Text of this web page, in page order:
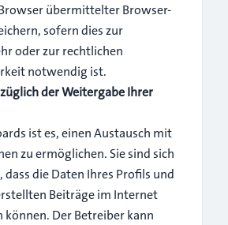
übermittelter Browser-
sofern dies zur
oder zur rechtlichen
notwendig ist.
der Weitergabe Ihrer
ist es, einen Austausch mit
zu ermöglichen. Sie sind sich
die Daten Ihres Profils und
Beiträge im Internet
können. Der Betreiber kann